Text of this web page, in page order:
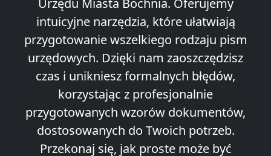
Urzędu Miasta Bochnia. Oferujemy
intuicyjne narzędzia, które ułatwiają
przygotowanie wszelkiego rodzaju pism
urzędowych. Dzięki nam zaoszczędzisz
czas i unikniesz formalnych błędów,
korzystając z profesjonalnie
przygotowanych wzorów dokumentów,
dostosowanych do Twoich potrzeb.
Przekonaj się, jak proste może być